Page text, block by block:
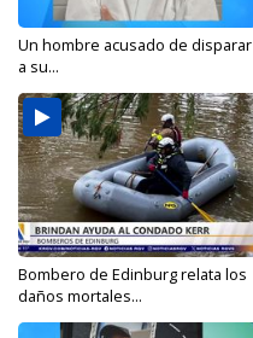
Un hombre acusado de disparar
a su...
Bombero de Edinburg relata los
daños mortales...